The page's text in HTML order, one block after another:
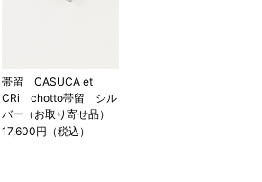
帯留 CASUCA et
CRi chotto帯留 シル
バー（お取り寄せ品）
17,600円（税込）